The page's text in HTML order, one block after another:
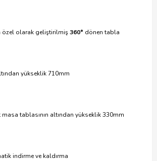
özel olarak geliştirilmiş360° dönen tabla
yükseklik 710mm
tablasının altından yükseklik 330mm
indirme ve kaldırma